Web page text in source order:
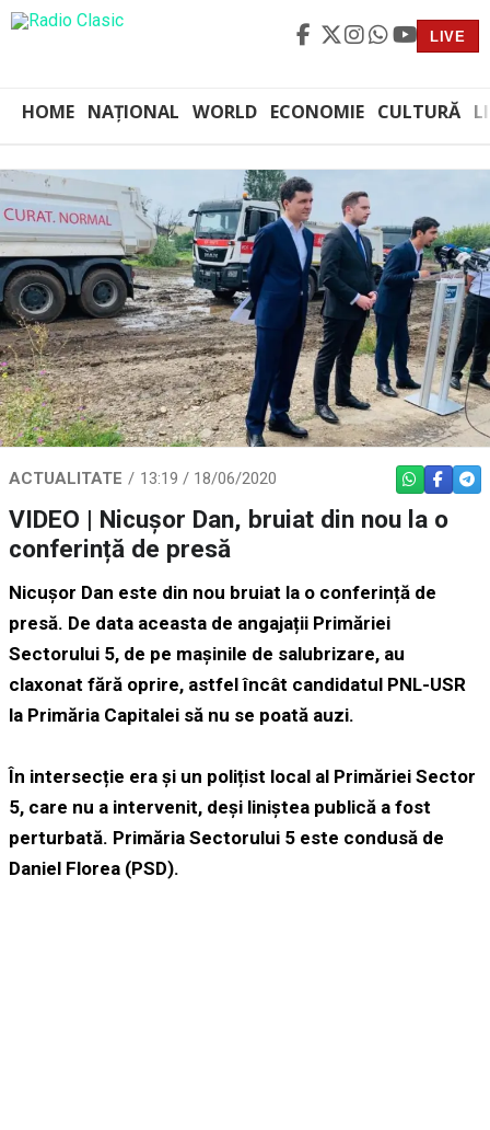
LIVE
HOME NAȚIONAL WORLD ECONOMIE CULTURĂ
ACTUALITATE 13:19 / 18/06/2020 WHATSAPP
VIDEO ​​| Nicușor Dan, bruiat din nou la o
conferință de presă
Nicușor Dan este din nou bruiat la o conferință de
presă. De data aceasta de angajații Primăriei
Sectorului 5, de pe mașinile de salubrizare, au
claxonat fără oprire, astfel încât candidatul PNL-USR
la Primăria Capitalei să nu se poată auzi.
În intersecție era și un polițist local al Primăriei Sector
5, care nu a intervenit, deși liniștea publică a fost
perturbată. Primăria Sectorului 5 este condusă de
Daniel Florea (PSD).